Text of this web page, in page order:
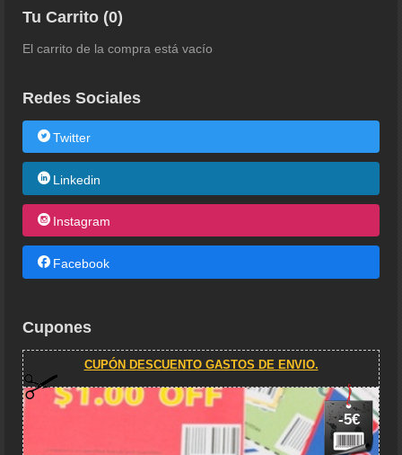
Tu Carrito (0)
El carrito de la compra está vacío
Redes Sociales
Twitter
Linkedin
Instagram
Facebook
Cupones
CUPÓN DESCUENTO GASTOS DE ENVIO.
-5€